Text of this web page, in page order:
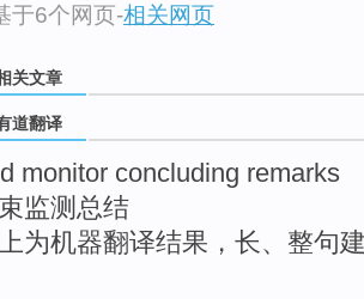
于6个网页-相关网页
关文章
道翻译
monitor concluding remarks
监测总结
为机器翻译结果，长、整句